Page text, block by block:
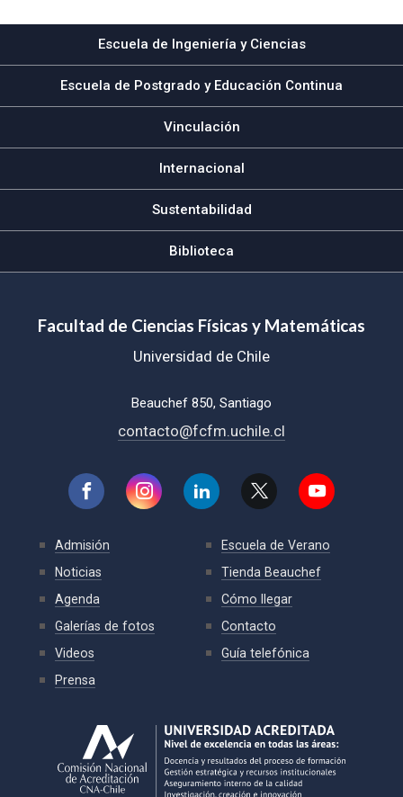
Escuela de Ingeniería y Ciencias
Escuela de Postgrado y Educación Continua
Vinculación
Internacional
Sustentabilidad
Biblioteca
Facultad de Ciencias Físicas y Matemáticas
Universidad de Chile
Beauchef 850, Santiago
contacto@fcfm.uchile.cl
Admisión
Noticias
Agenda
Galerías de fotos
Videos
Prensa
Escuela de Verano
Tienda Beauchef
Cómo llegar
Contacto
Guía telefónica